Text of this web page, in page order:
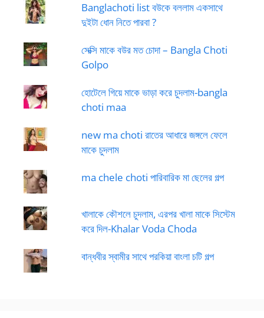
Banglachoti list বউকে বললাম একসাথে
দুইটা ধোন নিতে পারবা ?
সেক্সি মাকে বউর মত চোদা – Bangla Choti
Golpo
হোটেলে গিয়ে মাকে ভাড়া করে চুদলাম-bangla
choti maa
new ma choti রাতের আধারে জঙ্গলে ফেলে
মাকে চুদলাম
ma chele choti পারিবারিক মা ছেলের গল্প
খালাকে কৌশলে চুদলাম, এরপর খালা মাকে সিস্টেম
করে দিল-Khalar Voda Choda
বান্ধবীর স্বামীর সাথে পরকিয়া বাংলা চটি গল্প